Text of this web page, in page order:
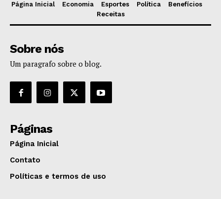
Página Inicial Economia Esportes Política
Benefícios
Receitas
Sobre nós
Um paragrafo sobre o blog.
Páginas
Página Inicial
Contato
Políticas e termos de uso